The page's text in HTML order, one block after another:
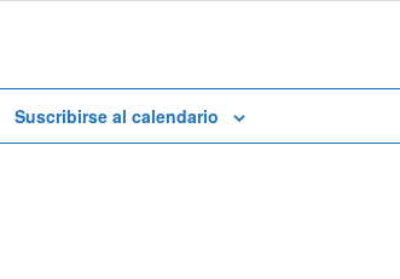
Suscribirse al calendario